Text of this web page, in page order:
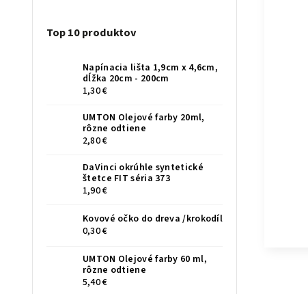
Top 10 produktov
Napínacia lišta 1,9cm x 4,6cm,
dĺžka 20cm - 200cm
1,30 €
UMTON Olejové farby 20ml,
rôzne odtiene
2,80 €
DaVinci okrúhle syntetické
štetce FIT séria 373
1,90 €
Kovové očko do dreva /krokodíl
0,30 €
UMTON Olejové farby 60 ml,
rôzne odtiene
5,40 €